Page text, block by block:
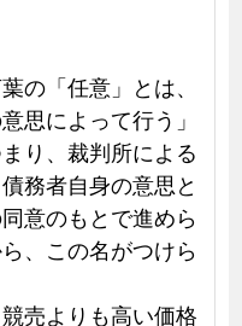
の「任意」とは、
思によって行う」
り、裁判所による
務者自身の意思と
意のもとで進めら
、この名がつけら
売よりも高い価格